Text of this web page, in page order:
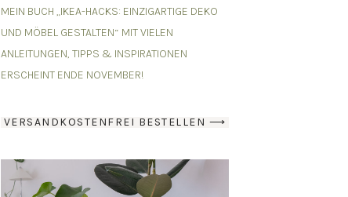
MEIN BUCH „IKEA-HACKS: EINZIGARTIGE DEKO
UND MÖBEL GESTALTEN“ MIT VIELEN
ANLEITUNGEN, TIPPS & INSPIRATIONEN
ERSCHEINT ENDE NOVEMBER!
VERSANDKOSTENFREI BESTELLEN ⟶